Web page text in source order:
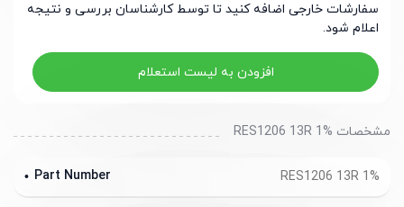
سفارشات خارجی اضافه کنید تا توسط کارشناسان بررسی و نتیجه
اعلام شود.
افزودن به لیست استعلام
مشخصات RES1206 13R 1%
RES1206 13R 1%
Part Number